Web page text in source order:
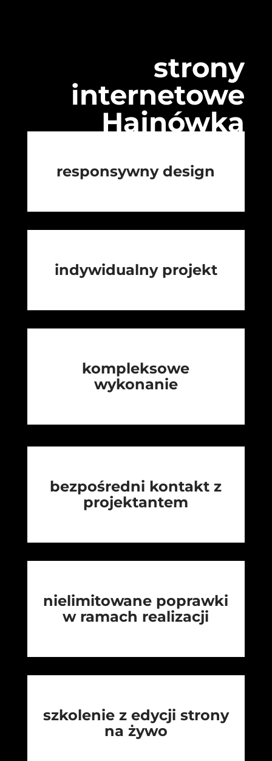
strony
internetowe
Hajnówka
responsywny design
indywidualny projekt
kompleksowe
wykonanie
bezpośredni kontakt z
projektantem
nielimitowane poprawki
w ramach realizacji
szkolenie z edycji strony
na żywo